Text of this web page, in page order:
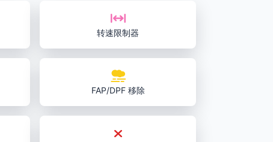
转速限制器
FAP/DPF 移除